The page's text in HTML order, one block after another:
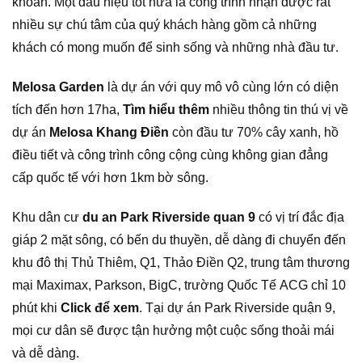
nhiều sự chú tâm của quý khách hàng gồm cả những
khách có mong muốn để sinh sống và những nhà đầu tư.
Melosa Garden là dự án với quy mô vô cùng lớn có diện
tích đến hơn 17ha, Tìm hiểu thêm nhiều thông tin thú vị về
dự án Melosa Khang Điền còn đầu tư 70% cây xanh, hồ
điều tiết và công trình công cộng cùng không gian đẳng
cấp quốc tế với hơn 1km bờ sông.
Khu dân cư du an Park Riverside quan 9 có vị trí đắc địa
giáp 2 mặt sông, có bến du thuyền, dễ dàng đi chuyển đến
khu đô thị Thủ Thiêm, Q1, Thảo Điền Q2, trung tâm thương
mại Maximax, Parkson, BigC, trường Quốc Tế ACG chỉ 10
phút khi Click để xem. Tại dự án Park Riverside quận 9,
mọi cư dân sẽ được tận hưởng một cuộc sống thoải mái
và dễ dàng.